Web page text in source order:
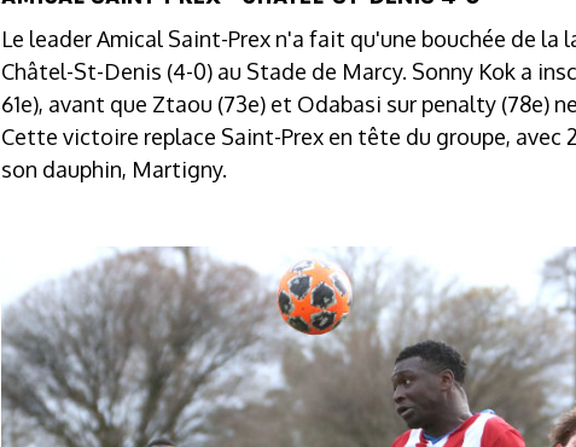
Le leader Amical Saint-Prex n'a fait qu'une bouchée de la
Châtel-St-Denis (4-0) au Stade de Marcy. Sonny Kok a
61e), avant que Ztaou (73e) et Odabasi sur penalty (78e)
Cette victoire replace Saint-Prex en tête du groupe, avec
son dauphin, Martigny.